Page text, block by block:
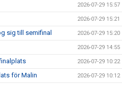
2026-07-29 15:57
2026-07-29 15:21
sig till semifinal 2026-07-29 15:20
2026-07-29 14:55
2026-07-29 10:22
för Malin 2026-07-29 10:12